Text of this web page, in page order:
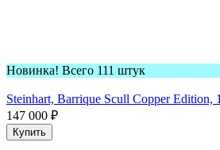
Новинка! Всего 111 штук
Steinhart, Barrique Scull Copper Edition,
147 000 ₽
Купить